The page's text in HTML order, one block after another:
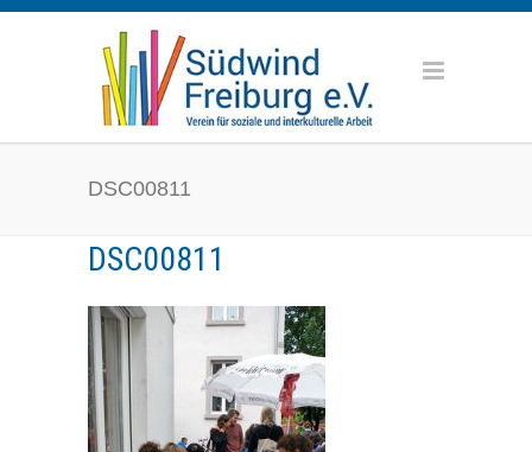
DSC00811
DSC00811